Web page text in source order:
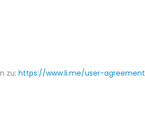
zu: https://www.li.me/user-agreement